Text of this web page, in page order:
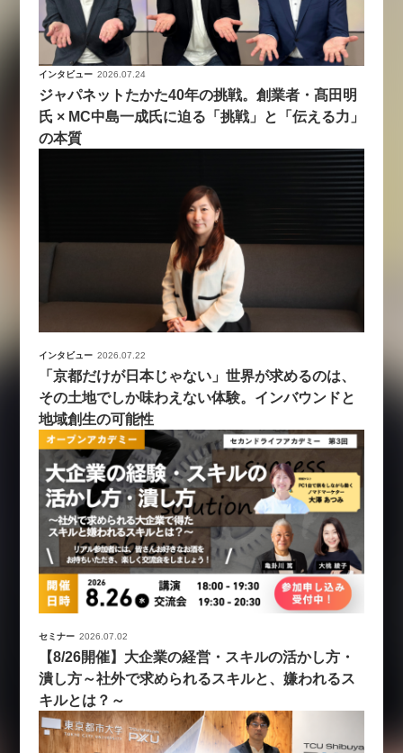
インタビュー 2026.07.24
ジャパネットたかた40年の挑戦。創業者・髙田明
氏 × MC中島一成氏に迫る「挑戦」と「伝える力」
の本質
インタビュー 2026.07.22
「京都だけが日本じゃない」世界が求めるのは、
その土地でしか味わえない体験。インバウンドと
地域創生の可能性
セミナー 2026.07.02
【8/26開催】大企業の経営・スキルの活かし方・
潰し方～社外で求められるスキルと、嫌われるス
キルとは？～